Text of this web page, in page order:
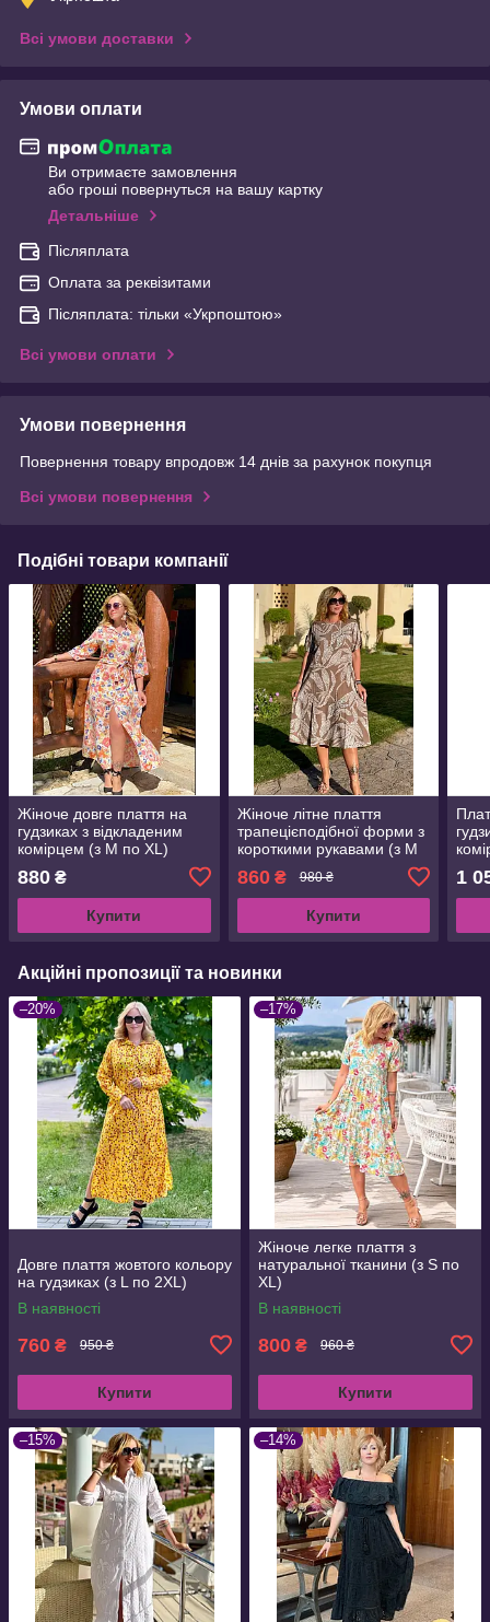
Всі умови доставки
Умови оплати
Ви отримаєте замовлення
або гроші повернуться на вашу картку
Детальніше
Післяплата
Оплата за реквізитами
Післяплата: тільки «Укрпоштою»
Всі умови оплати
Умови повернення
Повернення товару впродовж 14 днів за рахунок покупця
Всі умови повернення
Подібні товари компанії
Жіноче довге плаття на
гудзиках з відкладеним
комірцем (з M по XL)
880 ₴
Купити
Жіноче літне плаття
трапецієподібної форми з
короткими рукавами (з M
860₴ 980 ₴
Купити
1
Акційні пропозиції та новинки
–20%
Довге плаття жовтого кольору
на гудзиках (з L по 2XL)
В наявності
760 ₴ 950 ₴
Купити
–17%
Жіноче легке плаття з
натуральної тканини (з S по
XL)
В наявності
800 ₴ 960 ₴
Купити
–15% –14%